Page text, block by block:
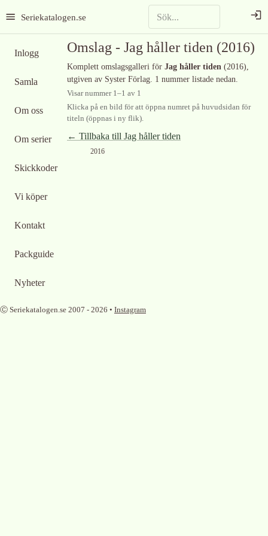
Seriekatalogen.se
Inlogg
Samla
Om oss
Om serier
Skickkoder
Vi köper
Kontakt
Packguide
Nyheter
Omslag - Jag håller tiden (2016)
Komplett omslagsgalleri för Jag håller tiden (2016),
utgiven av Syster Förlag. 1 nummer listade nedan.
Visar nummer 1–1 av 1
Klicka på en bild för att öppna numret på huvudsidan för
titeln (öppnas i ny flik).
← Tillbaka till Jag håller tiden
2016
Ⓒ Seriekatalogen.se 2007 - 2026 • Instagram